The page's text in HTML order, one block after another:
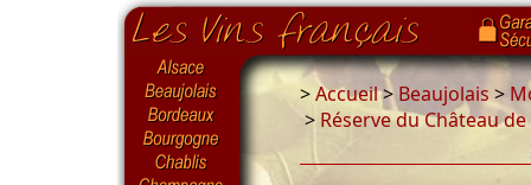
>Accueil>Beaujolais>
> Réserve du Château